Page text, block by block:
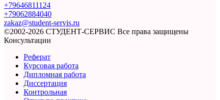
+79646811124
+79062884040
zakaz@student-servis.ru
©2002-2026 СТУДЕНТ-СЕРВИС Все права защищены
Консультации
Реферат
Курсовая работа
Дипломная работа
Диссертация
Контрольная